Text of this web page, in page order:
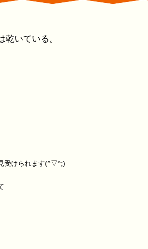
いている。
受けられます(^▽^;)